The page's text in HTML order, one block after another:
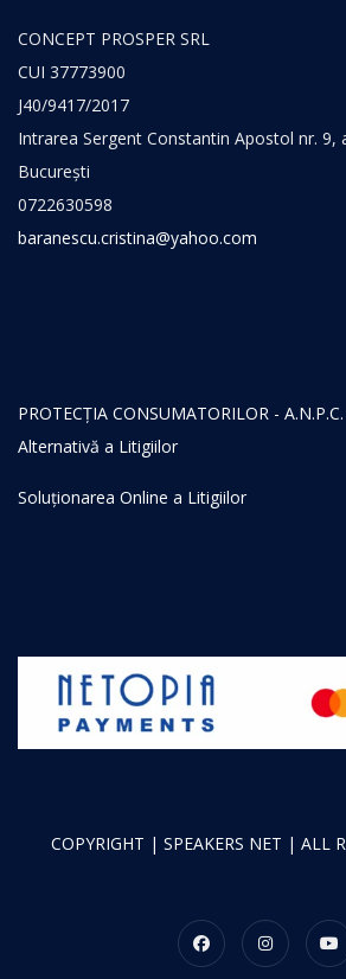
CONCEPT PROSPER SRL
CUI 37773900
J40/9417/2017
Intrarea Sergent Constantin Apostol nr. 9,
București
0722630598
baranescu.cristina@yahoo.com
PROTECŢIA CONSUMATORILOR -
Alternativă a Litigiilor
Soluționarea Online a Litigiilor
COPYRIGHT | SPEAKERS NET | ALL